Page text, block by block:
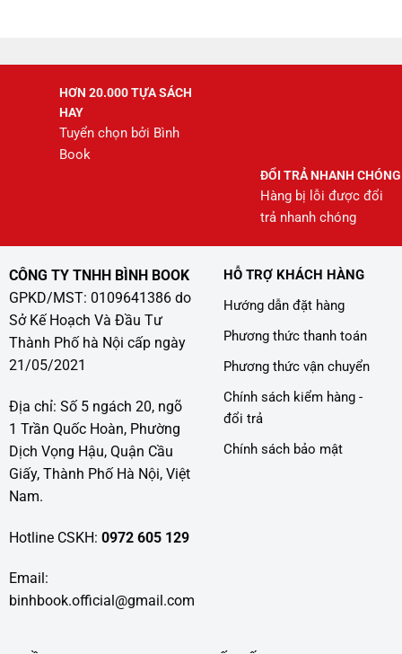
HƠN 20.000 TỰA SÁCH
HAY
Tuyển chọn bởi Bình
Book
ĐỔI TRẢ NHANH CHÓNG
Hàng bị lỗi được đổi
trả nhanh chóng
CÔNG TY TNHH BÌNH BOOK
GPKD/MST: 0109641386 do
Sở Kế Hoạch Và Đầu Tư
Thành Phố hà Nội cấp ngày
21/05/2021
Địa chỉ: Số 5 ngách 20, ngõ
1 Trần Quốc Hoàn, Phường
Dịch Vọng Hậu, Quận Cầu
Giấy, Thành Phố Hà Nội, Việt
Nam.
Hotline CSKH: 0972 605 129
Email:
binhbook.official@gmail.com
HỖ TRỢ KHÁCH HÀNG
Hướng dẫn đặt hàng
Phương thức thanh toán
Phương thức vận chuyển
Chính sách kiểm hàng -
đổi trả
Chính sách bảo mật